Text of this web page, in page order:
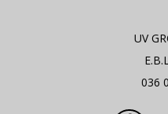
UV
036